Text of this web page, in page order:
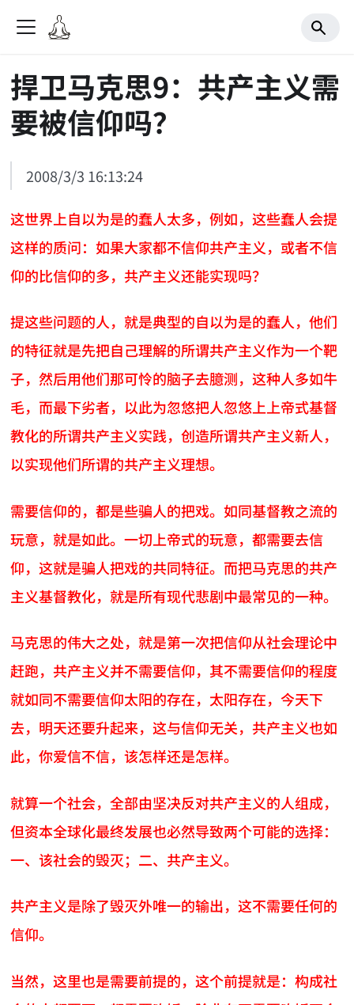
捍卫马克思9：共产主义需
要被信仰吗？
2008/3/3 16:13:24
这世界上自以为是的蠢人太多，例如，这些蠢人会提
这样的质问：如果大家都不信仰共产主义，或者不信
仰的比信仰的多，共产主义还能实现吗？
提这些问题的人，就是典型的自以为是的蠢人，他们
的特征就是先把自己理解的所谓共产主义作为一个靶
子，然后用他们那可怜的脑子去臆测，这种人多如牛
毛，而最下劣者，以此为忽悠把人忽悠上上帝式基督
教化的所谓共产主义实践，创造所谓共产主义新人，
以实现他们所谓的共产主义理想。
需要信仰的，都是些骗人的把戏。如同基督教之流的
玩意，就是如此。一切上帝式的玩意，都需要去信
仰，这就是骗人把戏的共同特征。而把马克思的共产
主义基督教化，就是所有现代悲剧中最常见的一种。
马克思的伟大之处，就是第一次把信仰从社会理论中
赶跑，共产主义并不需要信仰，其不需要信仰的程度
就如同不需要信仰太阳的存在，太阳存在，今天下
去，明天还要升起来，这与信仰无关，共产主义也如
此，你爱信不信，该怎样还是怎样。
就算一个社会，全部由坚决反对共产主义的人组成，
但资本全球化最终发展也必然导致两个可能的选择：
一、该社会的毁灭；二、共产主义。
共产主义是除了毁灭外唯一的输出，这不需要任何的
信仰。
当然，这里也是需要前提的，这个前提就是：构成社